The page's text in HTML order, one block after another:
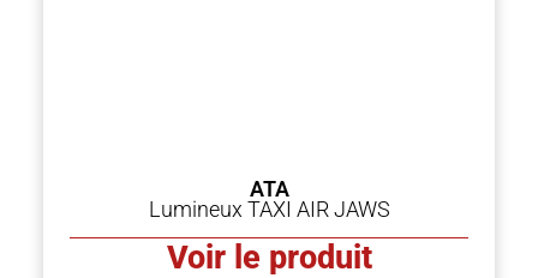
ATA
Lumineux TAXI AIR JAWS
Voir le produit